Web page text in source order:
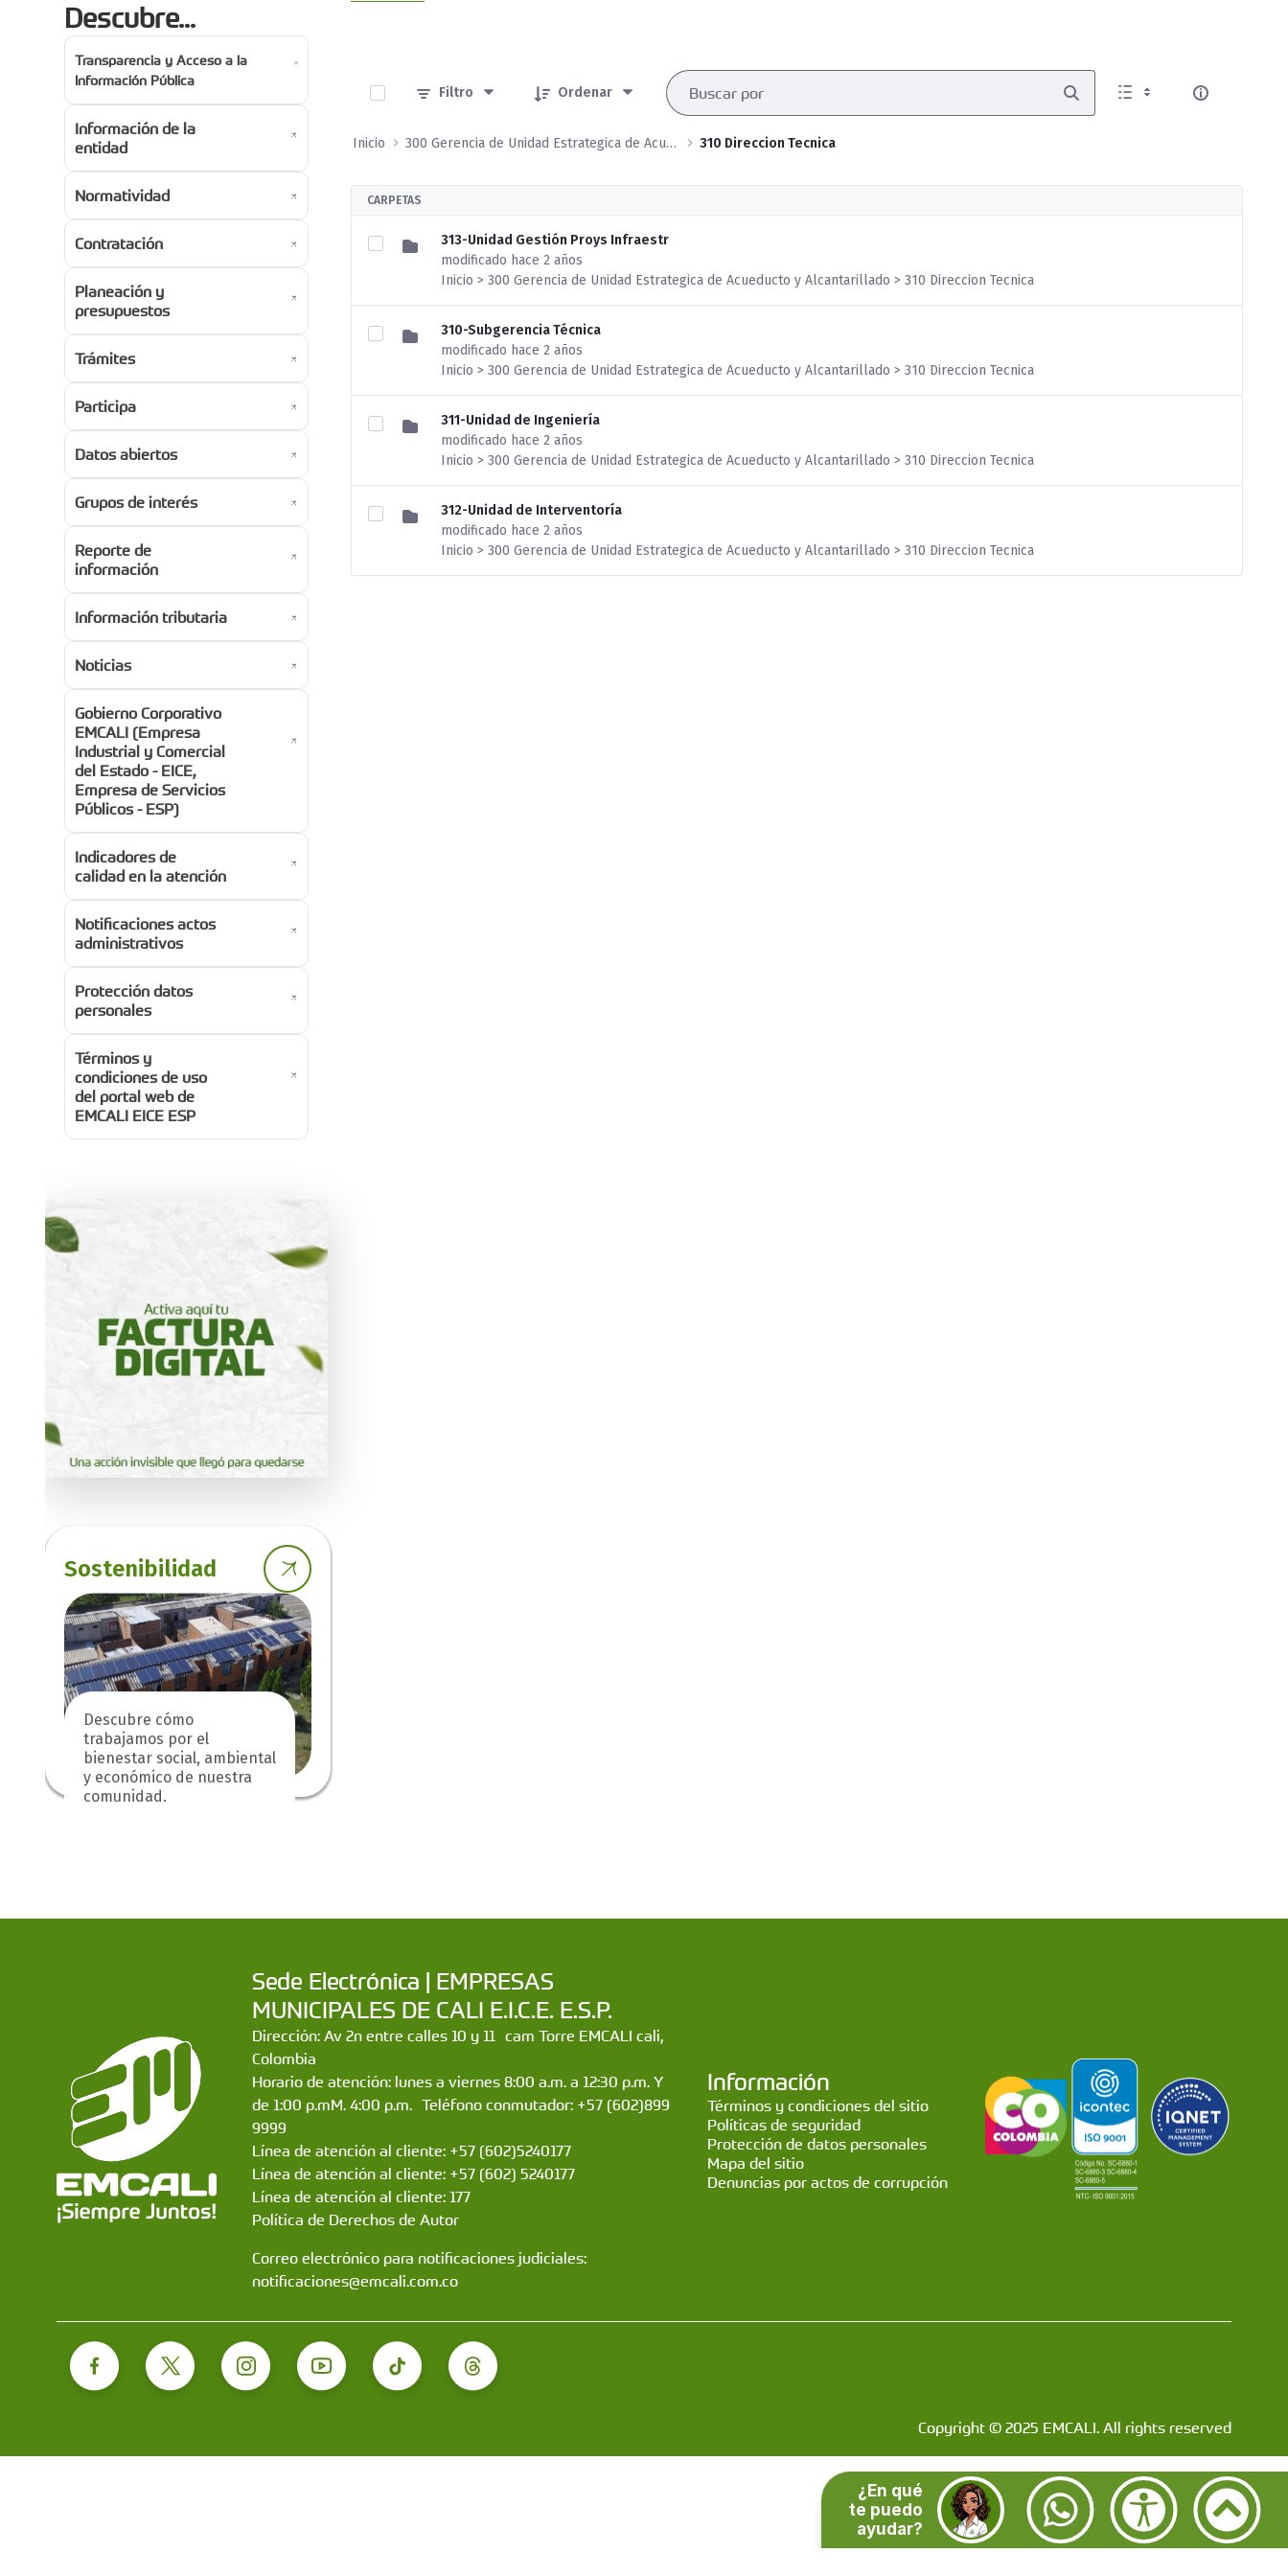
Descubre...
Transparencia y Acceso a la
Información Pública
Información de la
entidad
Normatividad
Contratación
Planeación y
presupuestos
Trámites
Participa
Datos abiertos
Grupos de interés
Reporte de
información
Información tributaria
Noticias
Gobierno Corporativo
EMCALI (Empresa
Industrial y Comercial
del Estado - EICE,
Empresa de Servicios
Públicos - ESP)
Indicadores de
calidad en la atención
Notificaciones actos
administrativos
Protección datos
personales
Términos y
condiciones de uso
del portal web de
EMCALI EICE ESP
Sostenibilidad
Descubre cómo
trabajamos por el
bienestar social, ambiental
y económico de nuestra
comunidad.
Filtro
Ordenar
Inicio 300 Gerencia de Unidad Estrategica de Acueducto y Alcantarillado 310 Direccion Tecnica
CARPETAS
313-Unidad Gestión Proys Infraestr
modificado hace 2 años
Inicio > 300 Gerencia de Unidad Estrategica de Acueducto y Alcantarillado > 310 Direccion Tecnica
310-Subgerencia Técnica
modificado hace 2 años
Inicio > 300 Gerencia de Unidad Estrategica de Acueducto y Alcantarillado > 310 Direccion Tecnica
311-Unidad de Ingeniería
modificado hace 2 años
Inicio > 300 Gerencia de Unidad Estrategica de Acueducto y Alcantarillado > 310 Direccion Tecnica
312-Unidad de Interventoría
modificado hace 2 años
Inicio > 300 Gerencia de Unidad Estrategica de Acueducto y Alcantarillado > 310 Direccion Tecnica
¿En qué
te puedo
ayudar?
Sede Electrónica | EMPRESAS
MUNICIPALES DE CALI E.I.C.E. E.S.P.
Dirección: Av 2n entre calles 10 y 11 cam Torre EMCALI cali,
Colombia
Horario de atención: lunes a viernes 8:00 a.m. a 12:30 p.m. Y
de 1:00 p.mM. 4:00 p.m. Teléfono conmutador: +57 (602)899
9999
Línea de atención al cliente: +57 (602)5240177
Línea de atención al cliente: +57 (602) 5240177
Línea de atención al cliente: 177
Política de Derechos de Autor
Correo electrónico para notificaciones judiciales:
notificaciones@emcali.com.co
Información
Términos y condiciones del sitio
Políticas de seguridad
Protección de datos personales
Mapa del sitio
Denuncias por actos de corrupción
Copyright © 2025 EMCALI. All rights reserved